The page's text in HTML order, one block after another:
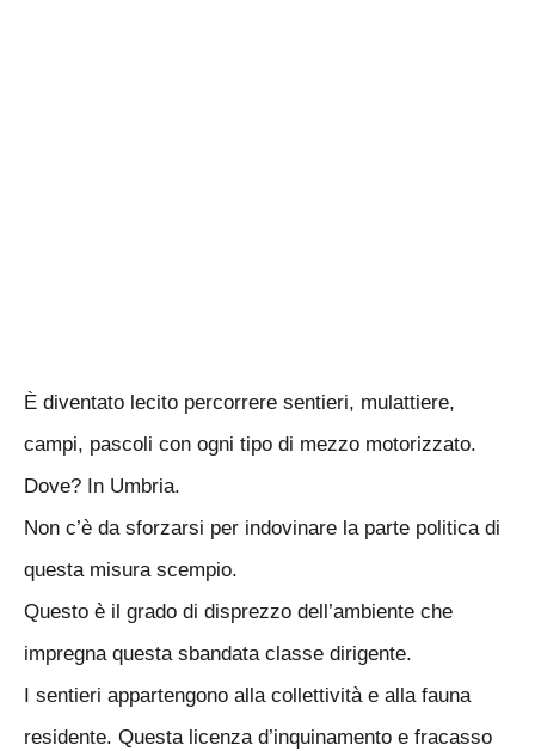
È diventato lecito percorrere sentieri, mulattiere,
campi, pascoli con ogni tipo di mezzo motorizzato.
Dove? In Umbria.
Non c’è da sforzarsi per indovinare la parte politica di
questa misura scempio.
Questo è il grado di disprezzo dell’ambiente che
impregna questa sbandata classe dirigente.
I sentieri appartengono alla collettività e alla fauna
residente. Questa licenza d’inquinamento e fracasso